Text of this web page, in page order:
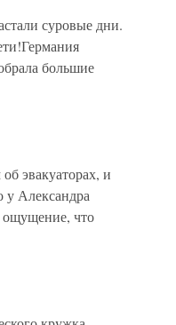
суровые дни.
большие
эвакуаторах, и
Александра
ощущение, что